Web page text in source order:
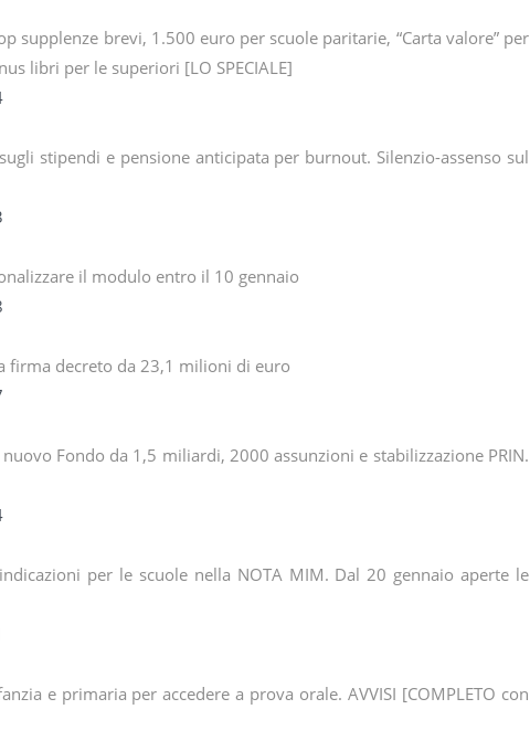
supplenze brevi, 1.500 euro per scuole paritarie, “Carta valore” per
libri per le superiori [LO SPECIALE]
stipendi e pensione anticipata per burnout. Silenzio-assenso sul
il modulo entro il 10 gennaio
firma decreto da 23,1 milioni di euro
Fondo da 1,5 miliardi, 2000 assunzioni e stabilizzazione PRIN.
per le scuole nella NOTA MIM. Dal 20 gennaio aperte le
e primaria per accedere a prova orale. AVVISI [COMPLETO con